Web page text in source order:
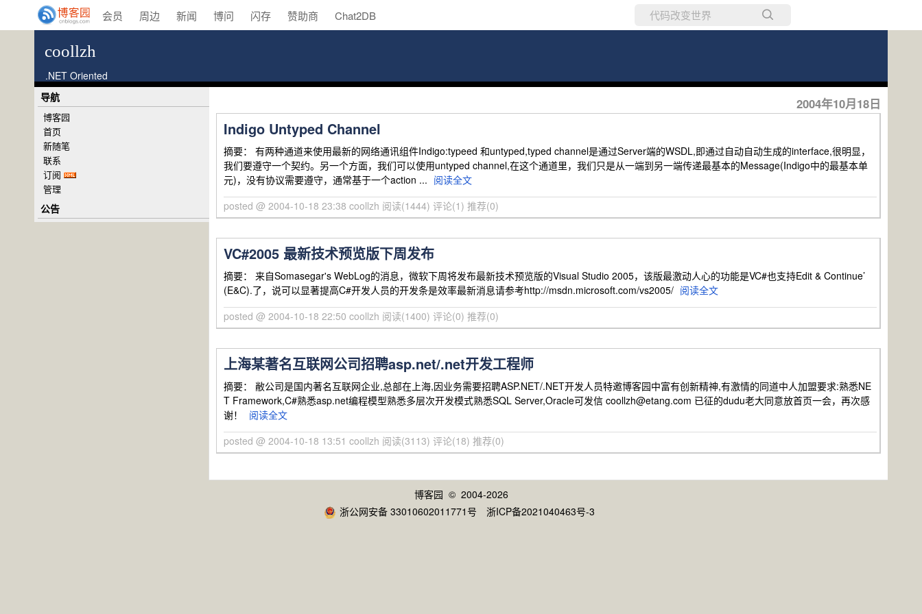
会员 周边 新闻 博问 闪存 赞助商 Chat2DB
coollzh
.NET Oriented
2004年10月18日
Indigo Untyped Channel
摘要： 有两种通道来使用最新的网络通讯组件Indigo:typeed 和untyped,typed channel是通过Server端的WSDL,即通过自动自动生成的interface,很明显，
我们要遵守一个契约。另一个方面，我们可以使用untyped channel,在这个通道里，我们只是从一端到另一端传递最基本的Message(Indigo中的最基本单
元)，没有协议需要遵守，通常基于一个action ... 阅读全文
posted @ 2004-10-18 23:38 coollzh 阅读(1444) 评论(1) 推荐(0)
VC#2005 最新技术预览版下周发布
摘要： 来自Somasegar's WebLog的消息，微软下周将发布最新技术预览版的Visual Studio 2005，该版最激动人心的功能是VC#也支持Edit & Continue’
(E&C).了，说可以显著提高C#开发人员的开发条是效率最新消息请参考http://msdn.microsoft.com/vs2005/ 阅读全文
posted @ 2004-10-18 22:50 coollzh 阅读(1400) 评论(0) 推荐(0)
上海某著名互联网公司招聘asp.net/.net开发工程师
摘要： 敝公司是国内著名互联网企业,总部在上海,因业务需要招聘ASP.NET/.NET开发人员特邀博客园中富有创新精神,有激情的同道中人加盟要求:熟悉NE
T Framework,C#熟悉asp.net编程模型熟悉多层次开发模式熟悉SQL Server,Oracle可发信 coollzh@etang.com 已征的dudu老大同意放首页一会，再次感
谢！
阅读全文
posted @ 2004-10-18 13:51 coollzh 阅读(3113) 评论(18) 推荐(0)
导航
博客园
首页
新随笔
联系
订阅
管理
公告
博客园 © 2004-2026
浙公网安备 33010602011771号
浙ICP备2021040463号-3